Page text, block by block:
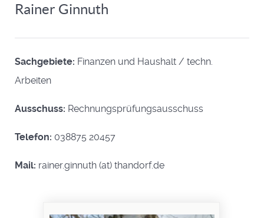
Rainer Ginnuth
Sachgebiete: Finanzen und Haushalt / techn.
Arbeiten
Ausschuss: Rechnungsprüfungsausschuss
Telefon: 038875 20457
Mail: rainer.ginnuth (at) thandorf.de